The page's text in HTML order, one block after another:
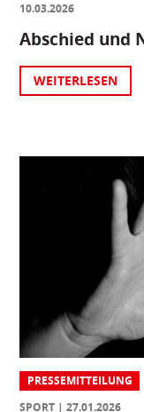
10.03.2026
Abschied und
WEITERLESEN
PRESSEMITTEILUNG
SPORT
27.01.2026